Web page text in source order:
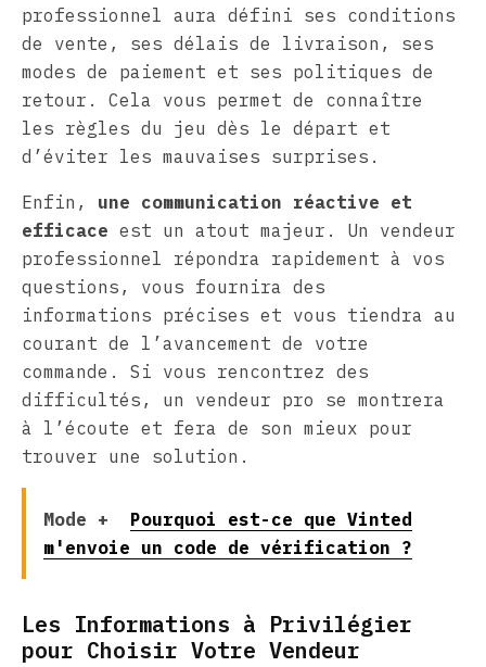
professionnel aura défini ses conditions
de vente, ses délais de livraison, ses
modes de paiement et ses politiques de
retour. Cela vous permet de connaître
les règles du jeu dès le départ et
d’éviter les mauvaises surprises.
Enfin, une communication réactive et
efficace est un atout majeur. Un vendeur
professionnel répondra rapidement à vos
questions, vous fournira des
informations précises et vous tiendra au
courant de l’avancement de votre
commande. Si vous rencontrez des
difficultés, un vendeur pro se montrera
à l’écoute et fera de son mieux pour
trouver une solution.
Mode +
Pourquoi est-ce que Vinted
m'envoie un code de vérification ?
Les Informations à Privilégier
pour Choisir Votre Vendeur